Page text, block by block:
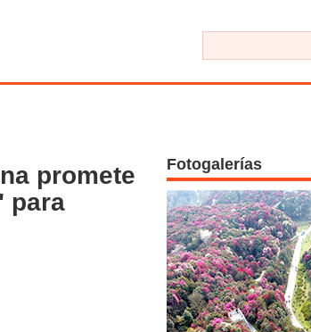
promete
para
Fotogalerías